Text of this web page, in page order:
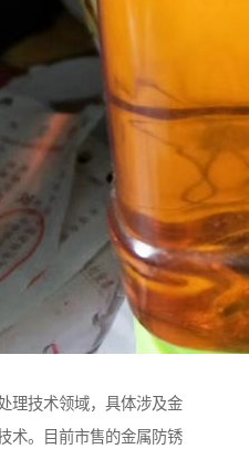
理技术领域，具体涉及金
术。目前市售的金属防锈